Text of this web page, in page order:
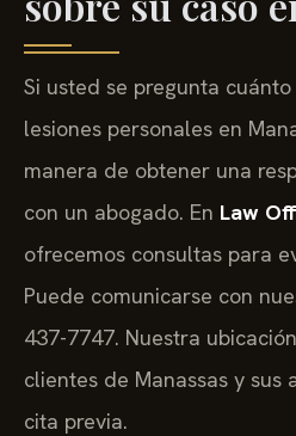
Si usted se pregunta
lesiones personales en
manera de obtener una
con un abogado. En Law
ofrecemos consultas para
Puede comunicarse con
437-7747. Nuestra
clientes de Manassas y sus
cita previa.